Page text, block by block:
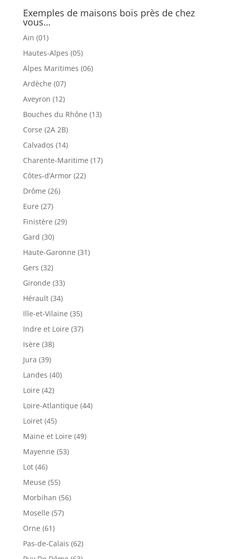
Exemples de maisons bois près de chez
vous…
Ain (01)
Hautes-Alpes (05)
Alpes Maritimes (06)
Ardèche (07)
Aveyron (12)
Bouches du Rhône (13)
Corse (2A 2B)
Calvados (14)
Charente-Maritime (17)
Côtes-d’Armor (22)
Drôme (26)
Eure (27)
Finistère (29)
Gard (30)
Haute-Garonne (31)
Gers (32)
Gironde (33)
Hérault (34)
Ille-et-Vilaine (35)
Indre et Loire (37)
Isère (38)
Jura (39)
Landes (40)
Loire (42)
Loire-Atlantique (44)
Loiret (45)
Maine et Loire (49)
Mayenne (53)
Lot (46)
Meuse (55)
Morbihan (56)
Moselle (57)
Orne (61)
Pas-de-Calais (62)